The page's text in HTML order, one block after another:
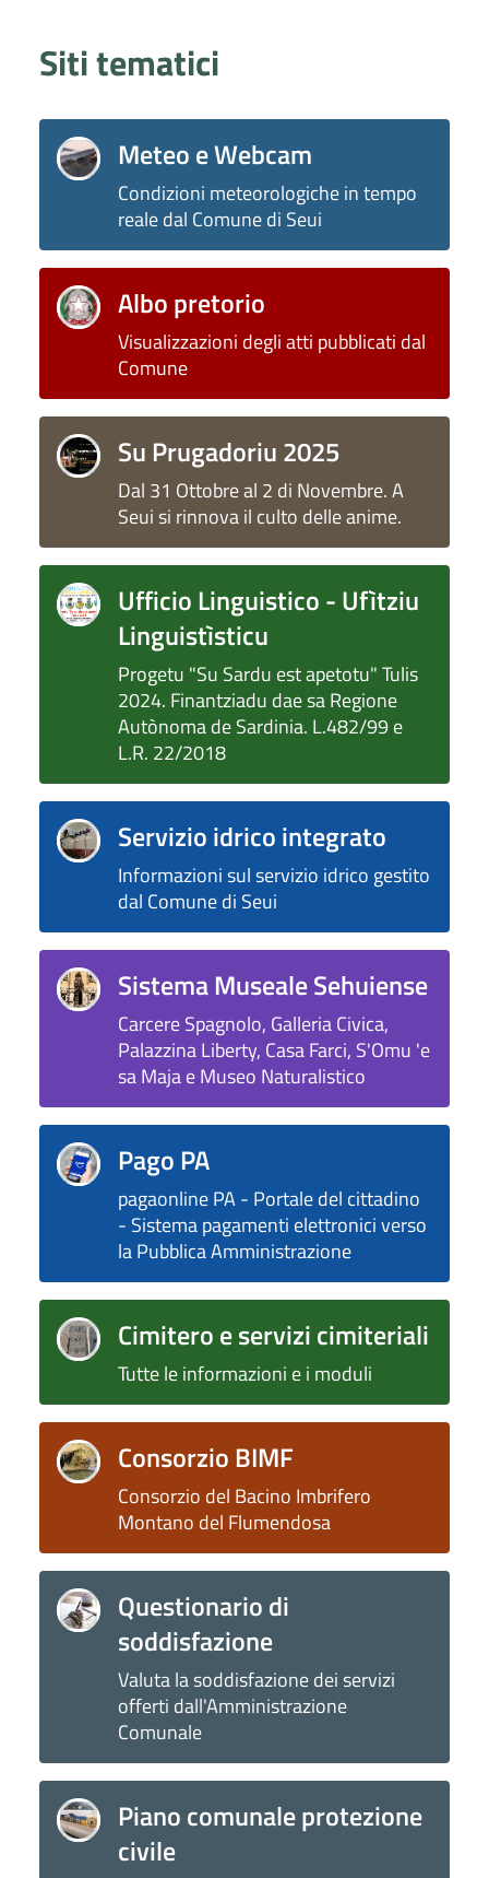
Siti tematici
Meteo e Webcam
Condizioni meteorologiche in tempo
reale dal Comune di Seui
Albo pretorio
Visualizzazioni degli atti pubblicati dal
Comune
Su Prugadoriu 2025
Dal 31 Ottobre al 2 di Novembre. A
Seui si rinnova il culto delle anime.
Ufficio Linguistico - Ufìtziu
Linguistìsticu
Progetu "Su Sardu est apetotu" Tulis
2024. Finantziadu dae sa Regione
Autònoma de Sardinia. L.482/99 e
L.R. 22/2018
Servizio idrico integrato
Informazioni sul servizio idrico gestito
dal Comune di Seui
Sistema Museale Sehuiense
Carcere Spagnolo, Galleria Civica,
Palazzina Liberty, Casa Farci, S'Omu 'e
sa Maja e Museo Naturalistico
Pago PA
pagaonline PA - Portale del cittadino
- Sistema pagamenti elettronici verso
la Pubblica Amministrazione
Cimitero e servizi cimiteriali
Tutte le informazioni e i moduli
Consorzio BIMF
Consorzio del Bacino Imbrifero
Montano del Flumendosa
Questionario di
soddisfazione
Valuta la soddisfazione dei servizi
offerti dall'Amministrazione
Comunale
Piano comunale protezione
civile